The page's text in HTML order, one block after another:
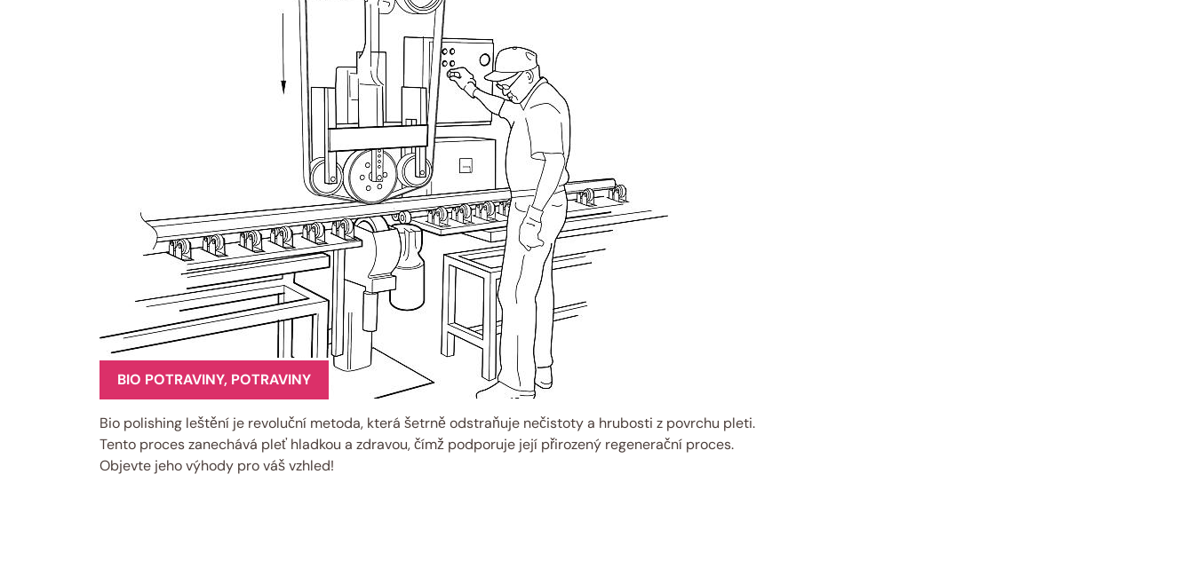
BIO POTRAVINY, POTRAVINY
Bio polishing leštění je revoluční metoda, která šetrně odstraňuje nečistoty a hrubosti z povrchu pleti.
Tento proces zanechává pleť hladkou a zdravou, čímž podporuje její přirozený regenerační proces.
Objevte jeho výhody pro váš vzhled!